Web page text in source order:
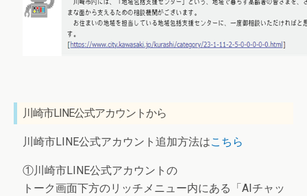
川崎市LINE公式アカウントから
川崎市LINE公式アカウント追加方法はこちら
①川崎市LINE公式アカウントの
トーク画面下方のリッチメニュー内にある「AIチャッ